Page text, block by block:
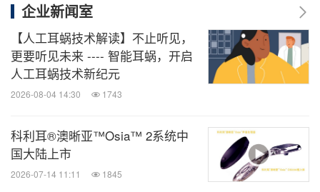
频通话时，使用者可以将声音直接、清晰地流传输到
自己的声音处理器中，获得稳定、无延迟、零损耗的
聆听体验，让数字化学习与娱乐畅通无阻。
家人来说也十分实用。通过智能手机下载App，可以
随时一机掌控处理器状态，不仅能实时查看电量、切
换至更适合的聆听程序、追踪聆听数据、设定康复目
企业新闻室
【人工耳蜗技术解读】不止听见，
更要听见未来 ---- 智能耳蜗，开启
人工耳蜗技术新纪元
2026-08-04 14:30 1743
科利耳®澳晰亚™Osia™ 2系统中
国大陆上市
2026-07-14 11:11 1845